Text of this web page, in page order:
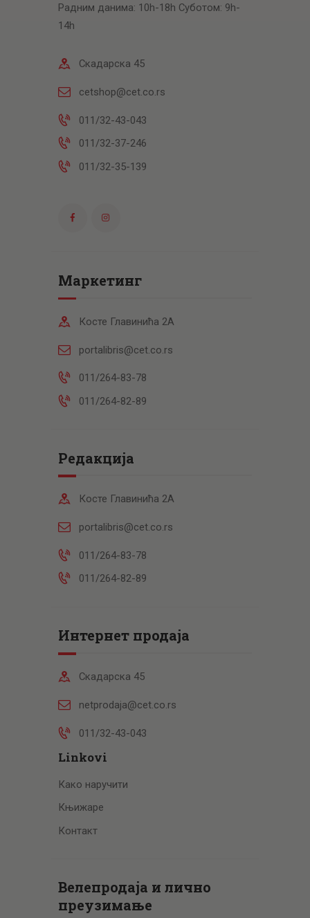
Радним данима: 10h-18h Суботом: 9h-
14h
Скадарска 45
cetshop@cet.co.rs
011/32-43-043
011/32-37-246
011/32-35-139
Маркетинг
Косте Главинића 2А
portalibris@cet.co.rs
011/264-83-78
011/264-82-89
Редакција
Косте Главинића 2А
portalibris@cet.co.rs
011/264-83-78
011/264-82-89
Интернет продаја
Скадарска 45
netprodaja@cet.co.rs
011/32-43-043
Linkovi
Како наручити
Књижаре
Контакт
Велепродаја и лично
преузимање